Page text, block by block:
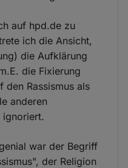
auf hpd.de zu
ich die Ansicht,
die Aufklärung
die Fixierung
den Rassismus als
anderen
ignoriert.
war der Begriff
der Religion